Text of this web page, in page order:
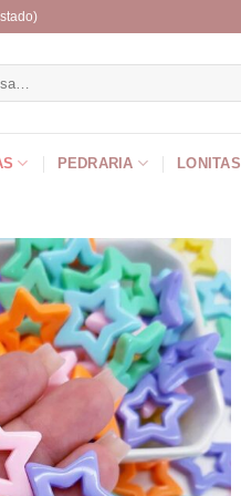
PEDRARIA LONITAS